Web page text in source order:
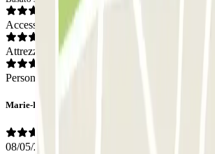
Accesso
Attrezzatura
Personale
Marie-Pierre
08/05/2026